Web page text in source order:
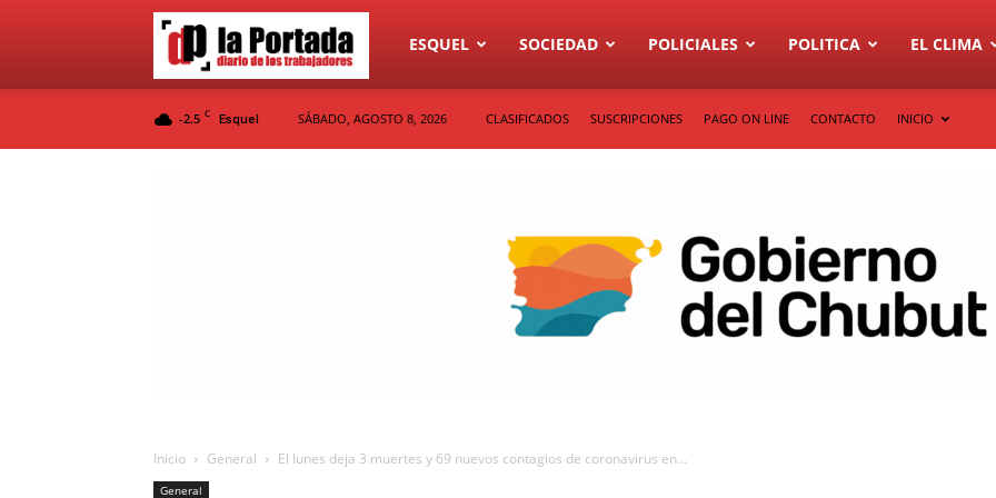
Diario
ESQUEL SOCIEDAD POLICIALES POLITICA EL CLIMA
-2.5 C Esquel SÁBADO, AGOSTO 8, 2026 CLASIFICADOS SUSCRIPCIONES PAGO ON LINE CONTACTO INICIO
Inicio General El lunes deja 3 muertes y 69 nuevos contagios de coronavirus en...
General